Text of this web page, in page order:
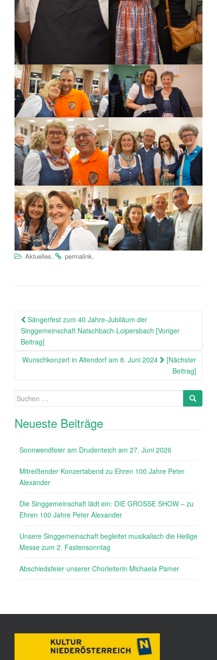
Aktuelles. permalink.
Beitragsnavigation
Sängerfest zum 40 Jahre-Jubiläum der
Singgemeinschaft Natschbach-Loipersbach [Voriger
Beitrag]
Wunschkonzert in Altendorf am 8. Juni 2024
[Nächster
Beitrag]
Suche
Neueste Beiträge
Sonnwendfeier am Drudenteich am 27. Juni 2026
Mitreißender Konzertabend zu Ehren 100 Jahre Peter
Alexander
Die Singgemeinschaft lädt ein: DIE GROSSE SHOW – zu
Ehren 100 Jahre Peter Alexander
Unsere Singgemeinschaft begleitet musikalisch die Heilige
Messe zum 2. Fastensonntag
Abschiedsfeier unserer Chorleiterin Michaela Pamer